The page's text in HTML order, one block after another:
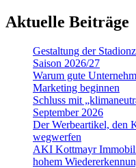
Aktuelle Beiträge
Gestaltung der
Saison 2026/27
Warum gute
Marketing beginnen
Schluss mit
September 2026
Der Werbeartikel, den
wegwerfen
AKI Kottmayr
hohem